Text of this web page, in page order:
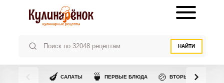
НАЙТИ
🍆 САЛАТЫ 🍵 ПЕРВЫЕ БЛЮДА 🍲 ВТОРЫЕ БЛЮДА